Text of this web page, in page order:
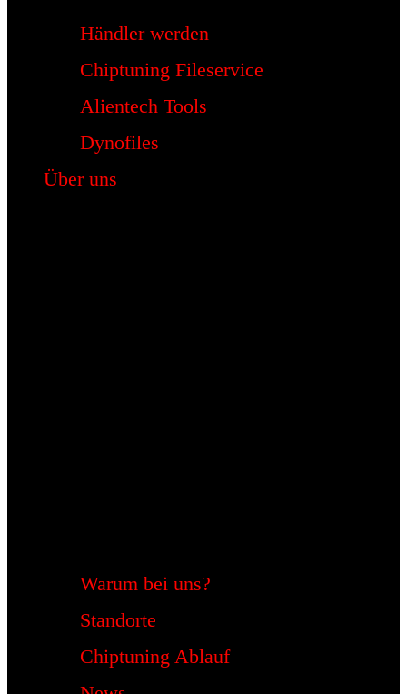
Händler werden
Chiptuning Fileservice
Alientech Tools
Dynofiles
Über uns
Warum bei uns?
Standorte
Chiptuning Ablauf